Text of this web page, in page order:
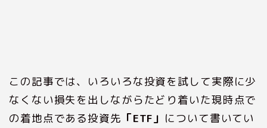
この記事では、いろいろな投資を試して実際に少
なくない損失を出しながらたどり着いた現時点で
の着地点である投資先 「ETF」 について書いてい